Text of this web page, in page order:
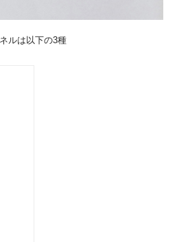
ルは以下の3種